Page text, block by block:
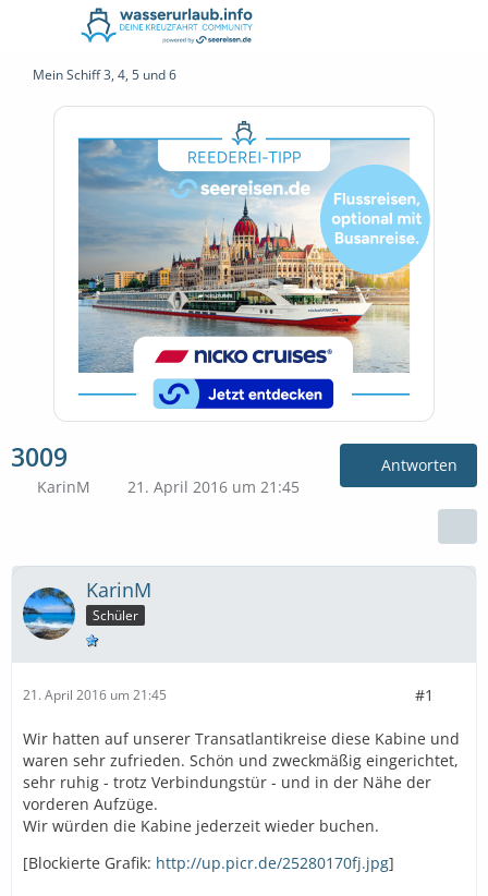
Mein Schiff 3, 4, 5 und 6
3009
KarinM 21. April 2016 um 21:45
Antworten
KarinM
Schüler
21. April 2016 um 21:45 #1
Wir hatten auf unserer Transatlantikreise diese Kabine und
waren sehr zufrieden. Schön und zweckmäßig eingerichtet,
sehr ruhig - trotz Verbindungstür - und in der Nähe der
vorderen Aufzüge.
Wir würden die Kabine jederzeit wieder buchen.
[Blockierte Grafik: http://up.picr.de/25280170fj.jpg]